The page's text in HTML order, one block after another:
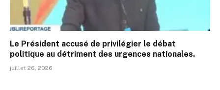
Le Président accusé de privilégier le débat
politique au détriment des urgences nationales.
juillet 26, 2026